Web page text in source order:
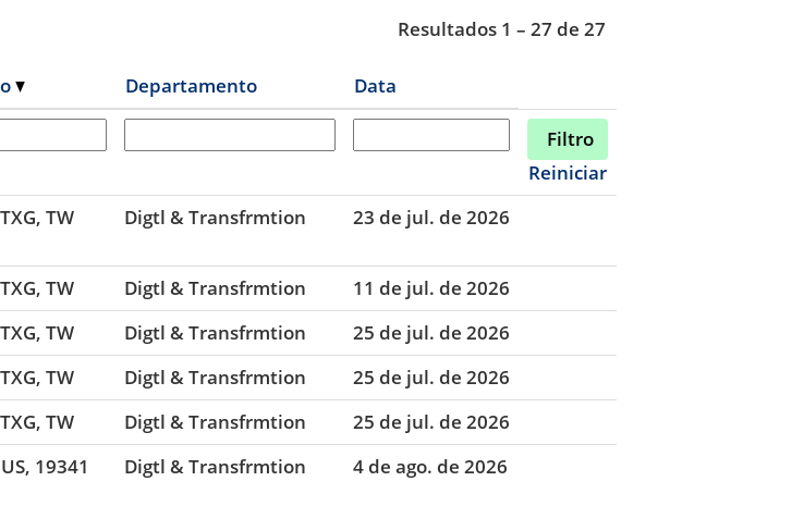
Resultados 1 – 27 de 27
Departamento Data
Reiniciar
TW Digtl & Transfrmtion 23 de jul. de 2026
TW Digtl & Transfrmtion
11 de jul. de 2026
TW Digtl & Transfrmtion
25 de jul. de 2026
TW Digtl & Transfrmtion
25 de jul. de 2026
TW Digtl & Transfrmtion
25 de jul. de 2026
19341 Digtl & Transfrmtion 4 de ago. de 2026